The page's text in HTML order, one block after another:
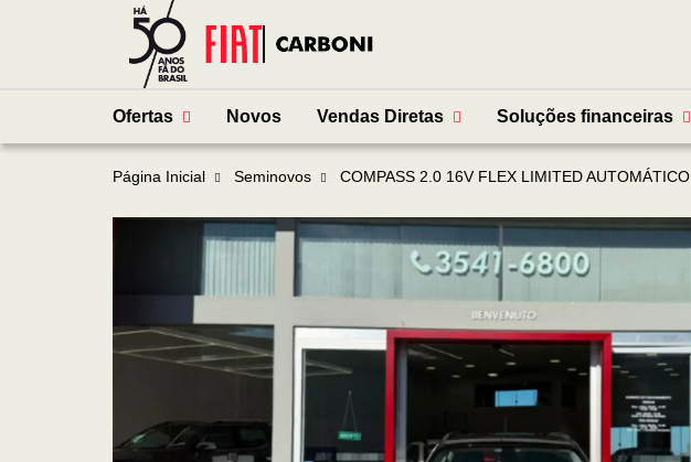
Ofertas Novos Vendas Diretas Soluções financeiras
Página Inicial Seminovos COMPASS 2.0 16V FLEX LIMITED AUTOMÁTICO